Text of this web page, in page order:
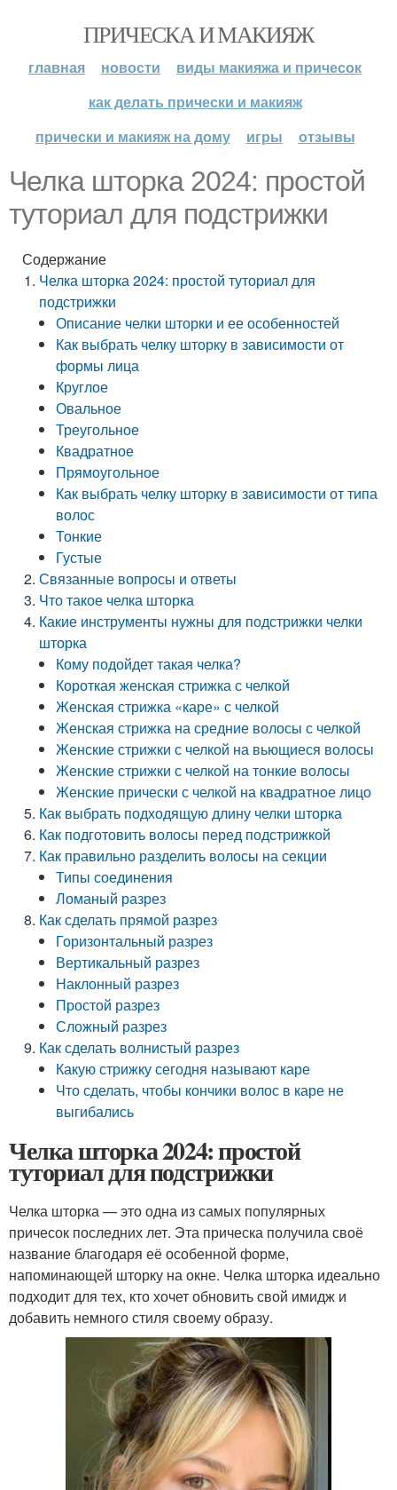
ПРИЧЕСКА И МАКИЯЖ
главная новости
виды макияжа и причесок
как делать прически и макияж
прически и макияж на дому
игры отзывы
Челка шторка 2024: простой
туториал для подстрижки
Содержание
Челка шторка 2024: простой туториал для
подстрижки
Описание челки шторки и ее особенностей
Как выбрать челку шторку в зависимости от
формы лица
Круглое
Овальное
Треугольное
Квадратное
Прямоугольное
Как выбрать челку шторку в зависимости от типа
волос
Тонкие
Густые
Связанные вопросы и ответы
Что такое челка шторка
Какие инструменты нужны для подстрижки челки
шторка
Кому подойдет такая челка?
Короткая женская стрижка с челкой
Женская стрижка «каре» с челкой
Женская стрижка на средние волосы с челкой
Женские стрижки с челкой на вьющиеся волосы
Женские стрижки с челкой на тонкие волосы
Женские прически с челкой на квадратное лицо
Как выбрать подходящую длину челки шторка
Как подготовить волосы перед подстрижкой
Как правильно разделить волосы на секции
Типы соединения
Ломаный разрез
Как сделать прямой разрез
Горизонтальный разрез
Вертикальный разрез
Наклонный разрез
Простой разрез
Сложный разрез
Как сделать волнистый разрез
Какую стрижку сегодня называют каре
Что сделать, чтобы кончики волос в каре не
выгибались
Челка шторка 2024: простой
туториал для подстрижки
Челка шторка — это одна из самых популярных
причесок последних лет. Эта прическа получила своё
название благодаря её особенной форме,
напоминающей шторку на окне. Челка шторка идеально
подходит для тех, кто хочет обновить свой имидж и
добавить немного стиля своему образу.